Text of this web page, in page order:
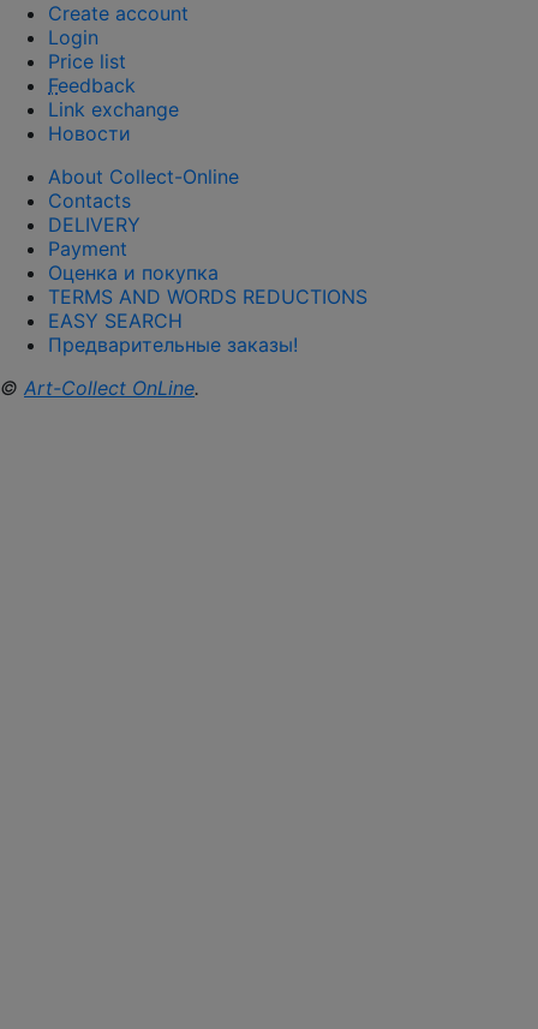
Create account
Login
Price list
Feedback
Link exchange
Новости
About Collect-Online
Contacts
DELIVERY
Payment
Оценка и покупка
TERMS AND WORDS REDUCTIONS
EASY SEARCH
Предварительные заказы!
© Art-Collect OnLine.